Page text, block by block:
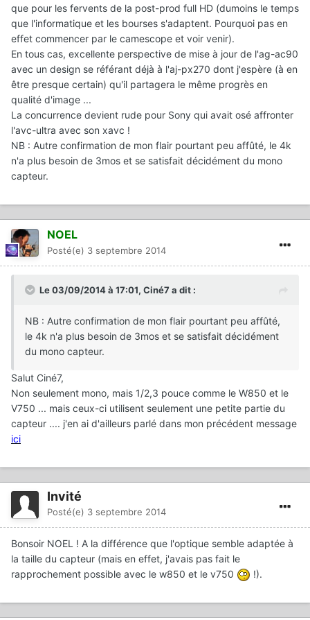
que pour les fervents de la post-prod full HD (dumoins le temps
que l'informatique et les bourses s'adaptent. Pourquoi pas en
effet commencer par le camescope et voir venir).
En tous cas, excellente perspective de mise à jour de l'ag-ac90
avec un design se référant déjà à l'aj-px270 dont j'espère (à en
être presque certain) qu'il partagera le même progrès en
qualité d'image ...
La concurrence devient rude pour Sony qui avait osé affronter
l'avc-ultra avec son xavc !
NB : Autre confirmation de mon flair pourtant peu affûté, le 4k
n'a plus besoin de 3mos et se satisfait décidément du mono
capteur.
NOEL
Posté(e) 3 septembre 2014
Le 03/09/2014 à 17:01, Ciné7 a dit :
NB : Autre confirmation de mon flair pourtant peu affûté,
le 4k n'a plus besoin de 3mos et se satisfait décidément
du mono capteur.
Salut Ciné7,
Non seulement mono, mais 1/2,3 pouce comme le W850 et le
V750 ... mais ceux-ci utilisent seulement une petite partie du
capteur .... j'en ai d'ailleurs parlé dans mon précédent message
ici
Invité
Posté(e) 3 septembre 2014
Bonsoir NOEL ! A la différence que l'optique semble adaptée à
la taille du capteur (mais en effet, j'avais pas fait le
rapprochement possible avec le w850 et le v750
!).